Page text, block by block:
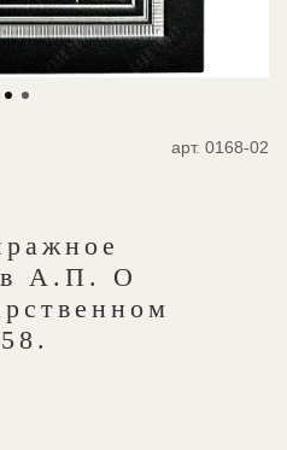
арт. 0168-02
А.П. О